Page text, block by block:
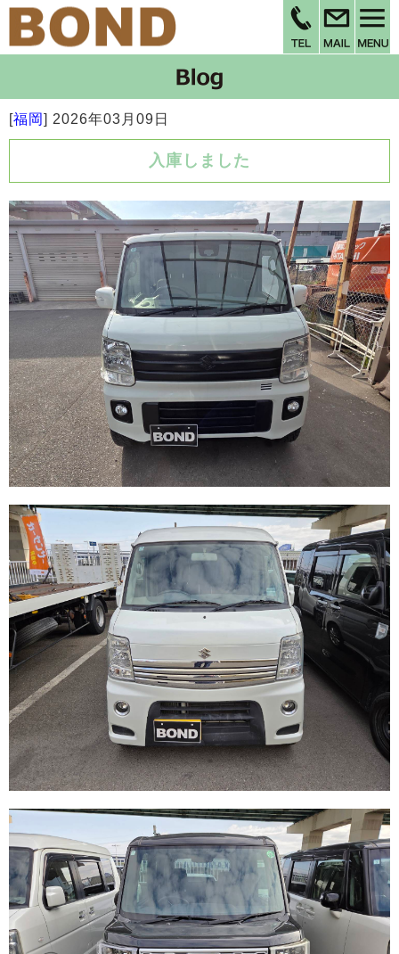
[福岡] 2026年03月09日
入庫しました